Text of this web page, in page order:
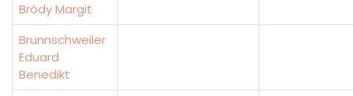
Bródy Margit
Brunnschweiler
Eduard
Benedikt